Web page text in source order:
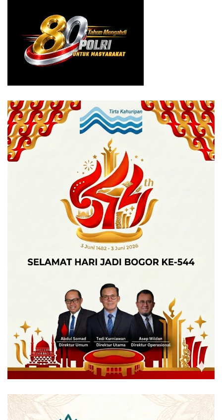
biasa dan komitmen untuk PT SPMN.
“Sekarang, kita menyambut era baru dengan
kepemimpinan Bapak Fauzi Khairul F. Manajemen dan
pengalaman dan pengetahuannya, Bapak Fauzi akan
masa depan yang lebih baik lagi,” pungkasnya. (*)
Tags: indonesia Perkebunan PT spmn